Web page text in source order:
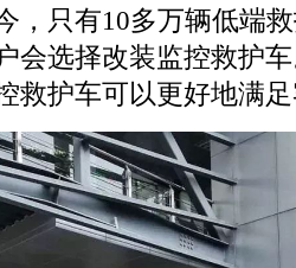
，只有10多万辆低端
会选择改装监控救护
救护车可以更好地满